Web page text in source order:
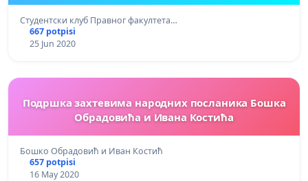
Студентски клуб Правног факултета…
667 potpisi
25 Jun 2020
Подршка захтевима народних посланика Бошка
Обрадовића и Ивана Костића
Бошко Обрадовић и Иван Костић
657 potpisi
16 May 2020